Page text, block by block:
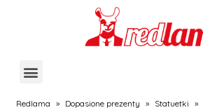
Redlama » Dopasione prezenty » Statuetki »